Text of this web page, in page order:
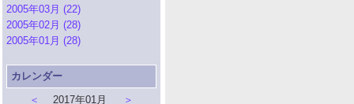
2005年03月 (22)
2005年02月 (28)
2005年01月 (28)
カレンダー
＜
2017年01月 ＞